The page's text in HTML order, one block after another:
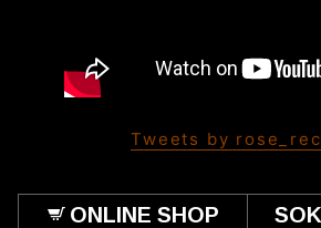
Tweets by
ONLINE SHOP